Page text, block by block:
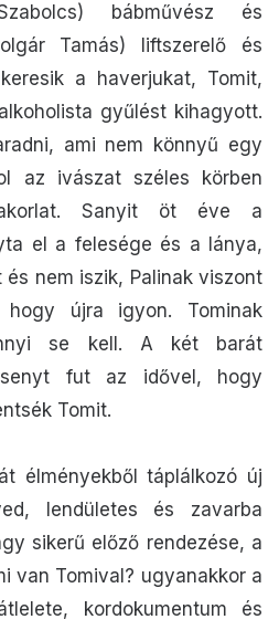
bábművész és
Tamás) liftszerelő és
a haverjukat, Tomit,
gyűlést kihagyott.
ami nem könnyű egy
az ivászat széles körben
Sanyit öt éve a
el a felesége és a lánya,
nem iszik, Palinak viszont
újra igyon. Tominak
se kell. A két barát
fut az idővel, hogy
Tomit.
élményekből táplálkozó új
lendületes és zavarba
sikerű előző rendezése, a
van Tomival? ugyanakkor a
kordokumentum és